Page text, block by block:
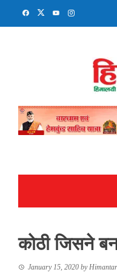
कोठी जिसने
January 15, 2020 byHimantar